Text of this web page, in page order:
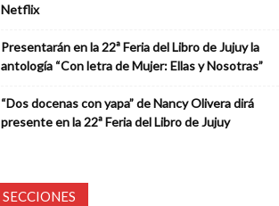
Netflix
Presentarán en la 22ª Feria del Libro de Jujuy la
antología “Con letra de Mujer: Ellas y Nosotras”
“Dos docenas con yapa” de Nancy Olivera dirá
presente en la 22ª Feria del Libro de Jujuy
SECCIONES